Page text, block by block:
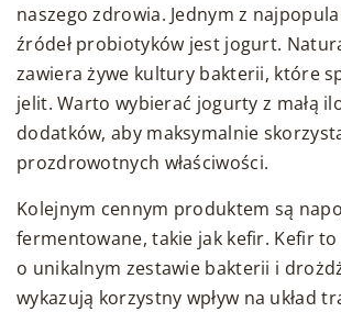
naszego zdrowia. Jednym z
źródeł probiotyków jest jogurt.
zawiera żywe kultury bakterii, które
jelit. Warto wybierać jogurty z małą
dodatków, aby maksymalnie
prozdrowotnych właściwości.
Kolejnym cennym produktem są
fermentowane, takie jak kefir. Kefir
o unikalnym zestawie bakterii i
wykazują korzystny wpływ na układ